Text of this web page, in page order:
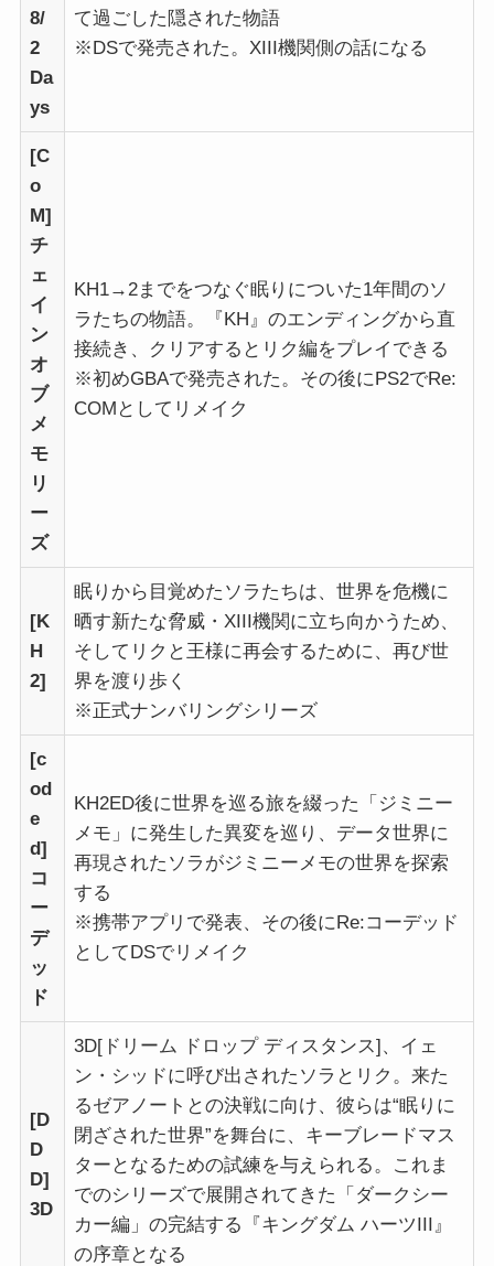
8/
2
Da
ys
て過ごした隠された物語
※DSで発売された。XIII機関側の話になる
[C
o
M]
チ
ェ
イ
ン
オ
ブ
メ
モ
リ
ー
ズ
KH1→2までをつなぐ眠りについた1年間のソ
ラたちの物語。『KH』のエンディングから直
接続き、クリアするとリク編をプレイできる
※初めGBAで発売された。その後にPS2でRe:
COMとしてリメイク
[K
H
2]
眠りから目覚めたソラたちは、世界を危機に
晒す新たな脅威・XIII機関に立ち向かうため、
そしてリクと王様に再会するために、再び世
界を渡り歩く
※正式ナンバリングシリーズ
[c
od
e
d]
コ
ー
デ
ッ
ド
KH2ED後に世界を巡る旅を綴った「ジミニー
メモ」に発生した異変を巡り、データ世界に
再現されたソラがジミニーメモの世界を探索
する
※携帯アプリで発表、その後にRe:コーデッド
としてDSでリメイク
[D
D
D]
3D
3D[ドリーム ドロップ ディスタンス]、イェ
ン・シッドに呼び出されたソラとリク。来た
るゼアノートとの決戦に向け、彼らは“眠りに
閉ざされた世界”を舞台に、キーブレードマス
ターとなるための試練を与えられる。これま
でのシリーズで展開されてきた「ダークシー
カー編」の完結する『キングダム ハーツIII』
の序章となる